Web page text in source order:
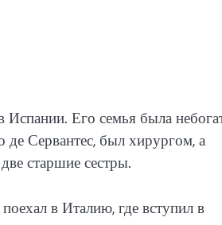
Его семья была
де Сервантес, был хирургом, а
старшие сестры.
в Италию, где вступил в